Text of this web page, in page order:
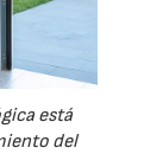
está
del